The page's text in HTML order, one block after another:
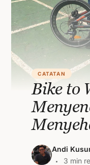
CATATAN
Bike to
Andi
3 min